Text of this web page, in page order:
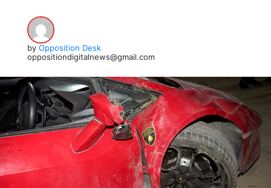
by Opposition Desk
oppositiondigitalnews@gmail.com